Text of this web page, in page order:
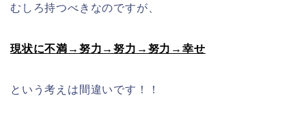
むしろ持つべきなのですが、
現状に不満→努力→努力→努力→幸せ
という考えは間違いです！！